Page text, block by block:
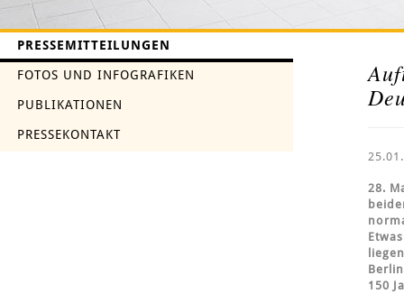
PRESSEMITTEILUNGEN
FOTOS UND INFOGRAFIKEN
PUBLIKATIONEN
PRESSEKONTAKT
28.
150